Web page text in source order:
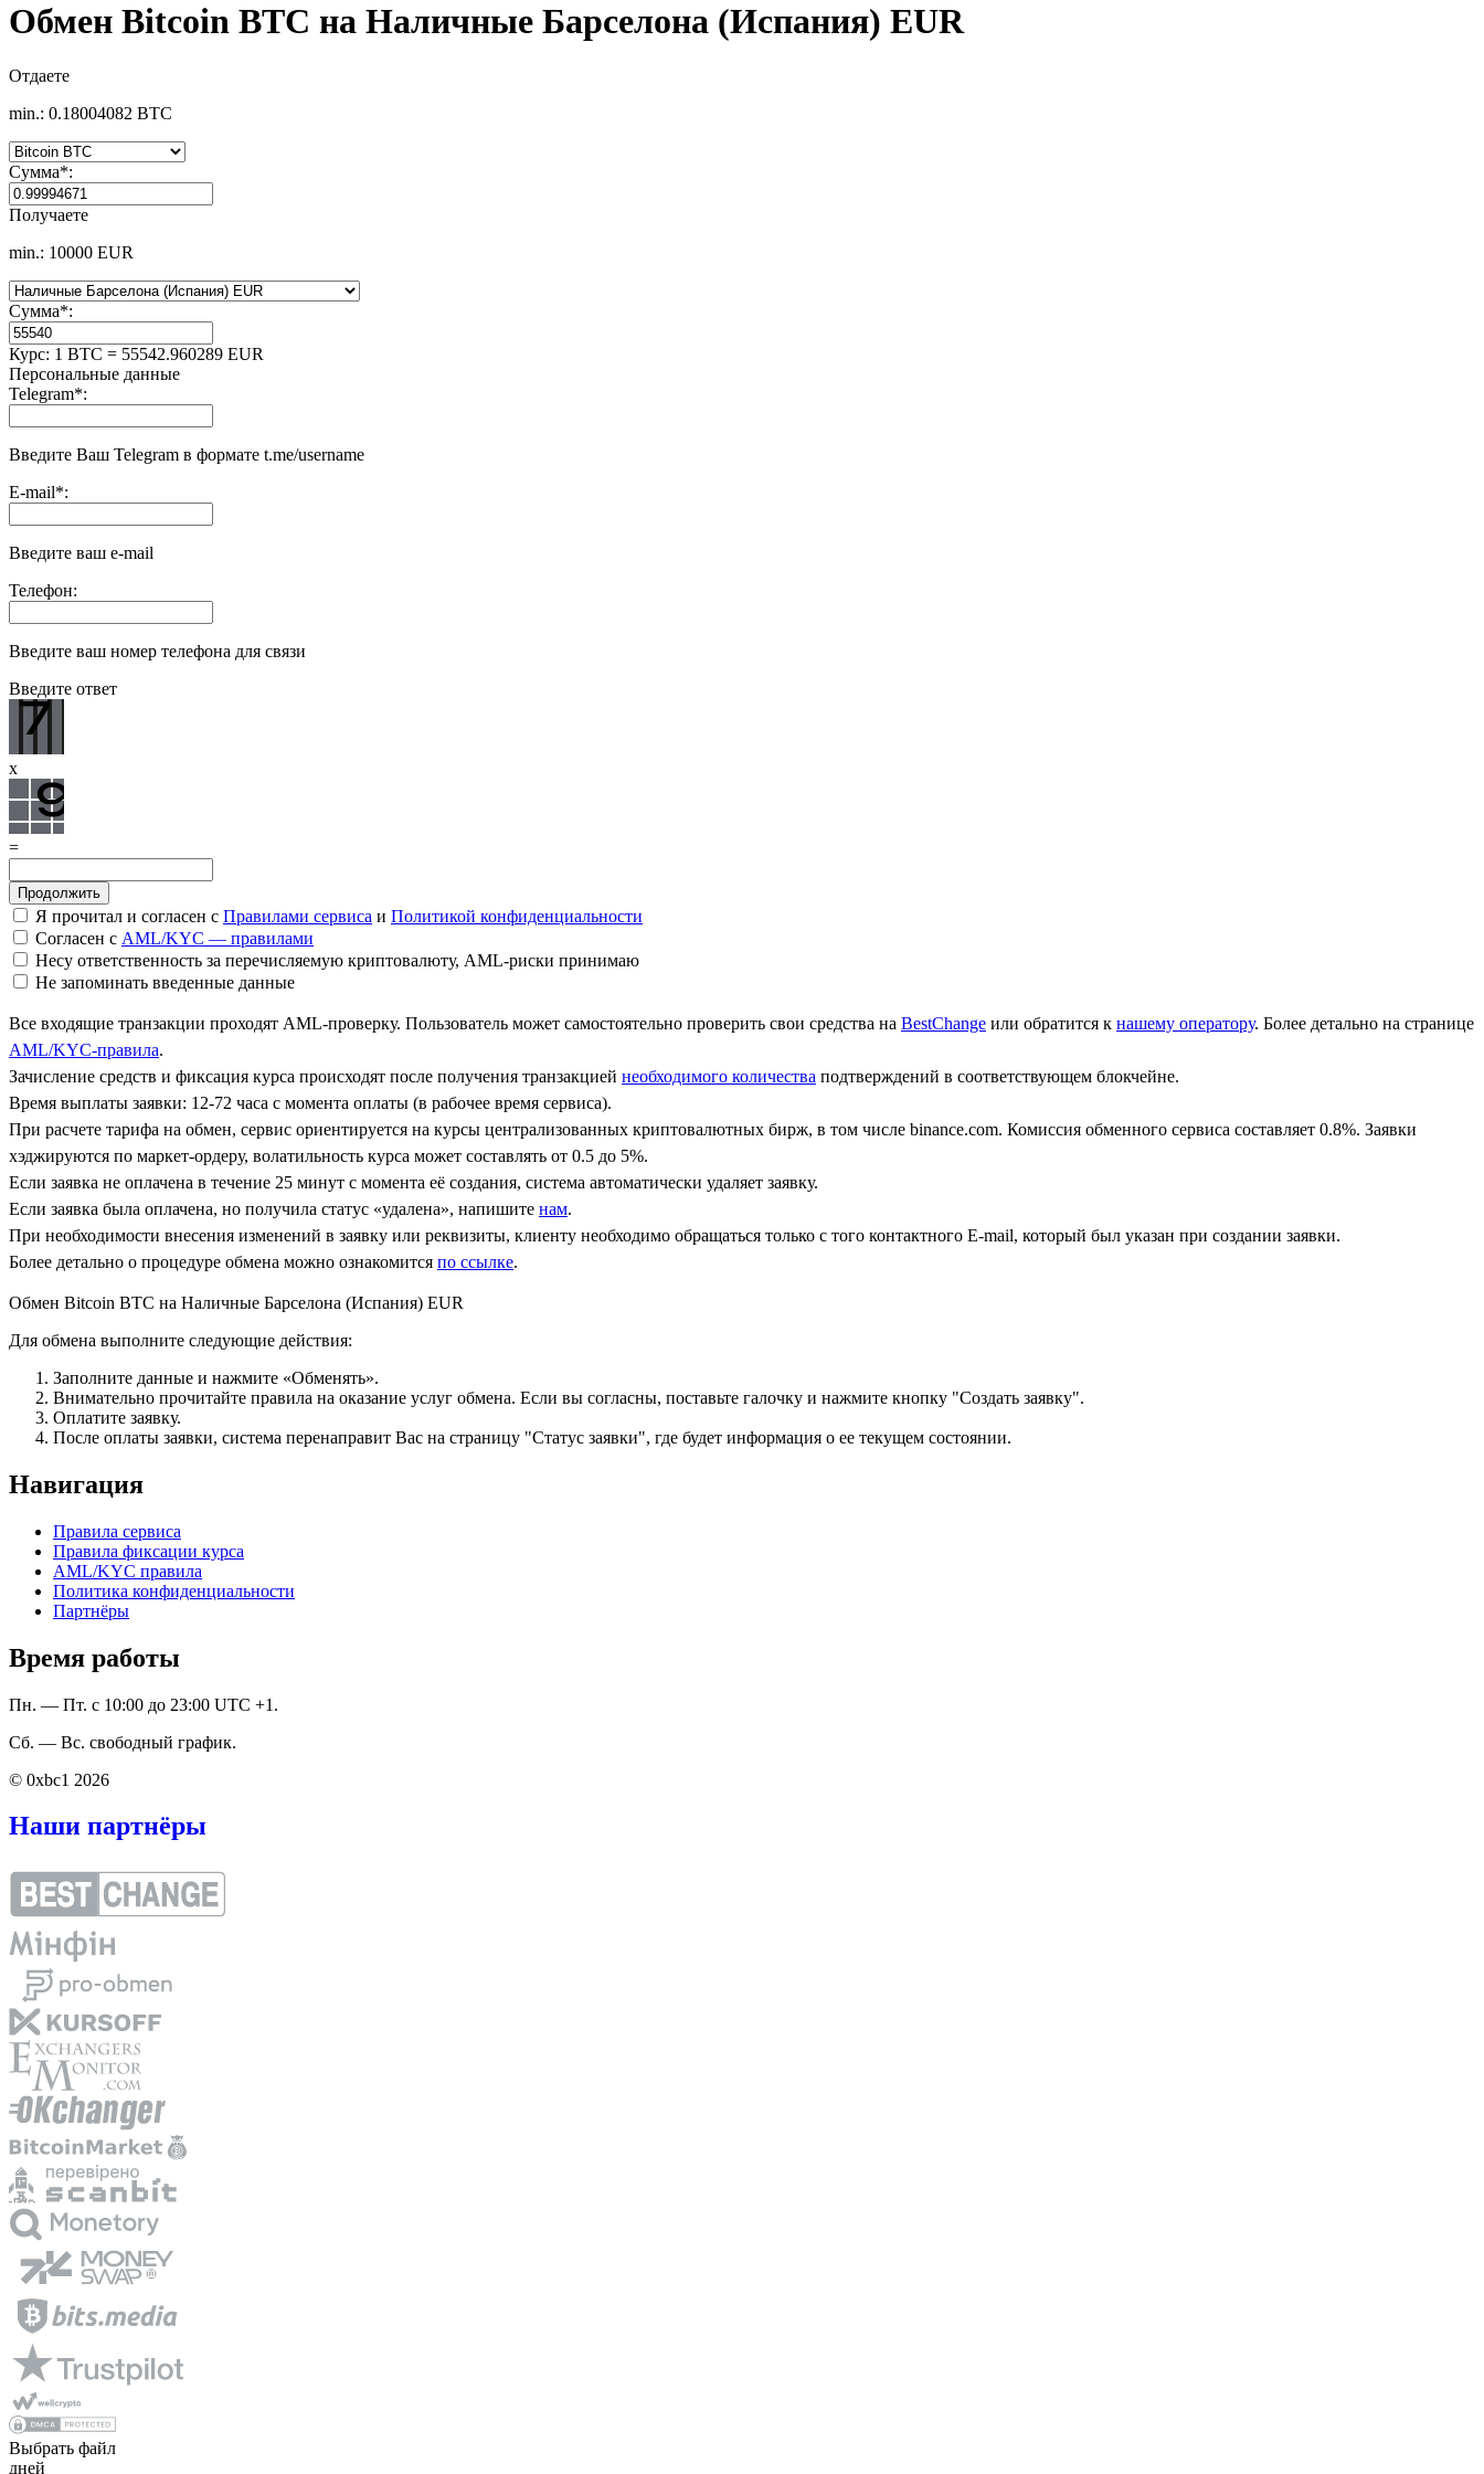
Обмен Bitcoin BTC на Наличные Барселона (Испания) EUR
Отдаете
min.: 0.18004082 BTC
Сумма*:
Получаете
min.: 10000 EUR
Сумма*:
Курс: 1 BTC = 55542.960289 EUR
Персональные данные
Telegram*:
Введите Ваш Telegram в формате t.me/username
E-mail*:
Введите ваш e-mail
Телефон:
Введите ваш номер телефона для связи
Введите ответ
x
=
Я прочитал и согласен с Правилами сервиса и Политикой конфиденциальности
Согласен с AML/KYC — правилами
Несу ответственность за перечисляемую криптовалюту, AML-риски принимаю
Не запоминать введенные данные
Все входящие транзакции проходят AML-проверку. Пользователь может самостоятельно проверить свои средства на BestChange или обратится к нашему оператору. Более детально на странице
AML/KYC-правила.
Зачисление средств и фиксация курса происходят после получения транзакцией необходимого количества подтверждений в соответствующем блокчейне.
Время выплаты заявки: 12-72 часа с момента оплаты (в рабочее время сервиса).
При расчете тарифа на обмен, сервис ориентируется на курсы централизованных криптовалютных бирж, в том числе binance.com. Комиссия обменного сервиса составляет 0.8%. Заявки
хэджируются по маркет-ордеру, волатильность курса может составлять от 0.5 до 5%.
Если заявка не оплачена в течение 25 минут с момента её создания, система автоматически удаляет заявку.
Если заявка была оплачена, но получила статус «удалена», напишите нам.
При необходимости внесения изменений в заявку или реквизиты, клиенту необходимо обращаться только с того контактного Е-mail, который был указан при создании заявки.
Более детально о процедуре обмена можно ознакомится по ссылке.
Обмен Bitcoin BTC на Наличные Барселона (Испания) EUR
Для обмена выполните следующие действия:
Заполните данные и нажмите «Обменять».
Внимательно прочитайте правила на оказание услуг обмена. Если вы согласны, поставьте галочку и нажмите кнопку "Создать заявку".
Оплатите заявку.
После оплаты заявки, система перенаправит Вас на страницу "Статус заявки", где будет информация о ее текущем состоянии.
Навигация
Правила сервиса
Правила фиксации курса
AML/KYC правила
Политика конфиденциальности
Партнёры
Время работы
Пн. — Пт. с 10:00 до 23:00 UTC +1.
Сб. — Вс. свободный график.
© 0xbc1 2026
Наши партнёры
Выбрать файл
дней